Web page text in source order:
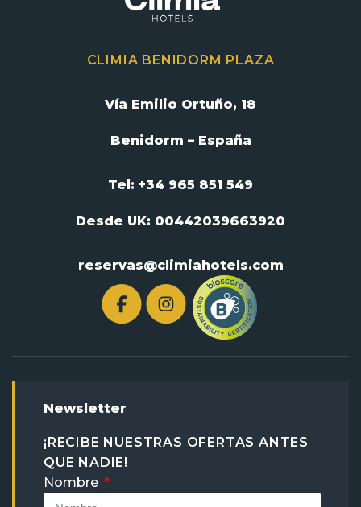
CLIMIA BENIDORM PLAZA
Vía Emilio Ortuño, 18
Benidorm – España
Tel: +34 965 851 549
Desde UK: 00442039663920
reservas@climiahotels.com
Newsletter
¡RECIBE NUESTRAS OFERTAS ANTES
QUE NADIE!
Nombre